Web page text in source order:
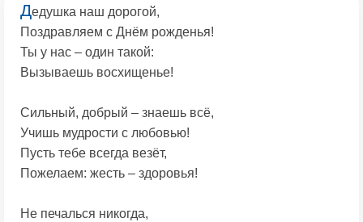
Дедушка наш дорогой,
Поздравляем с Днём рожденья!
Ты у нас – один такой:
Вызываешь восхищенье!
Сильный, добрый – знаешь всё,
Учишь мудрости с любовью!
Пусть тебе всегда везёт,
Пожелаем: жесть – здоровья!
Не печалься никогда,